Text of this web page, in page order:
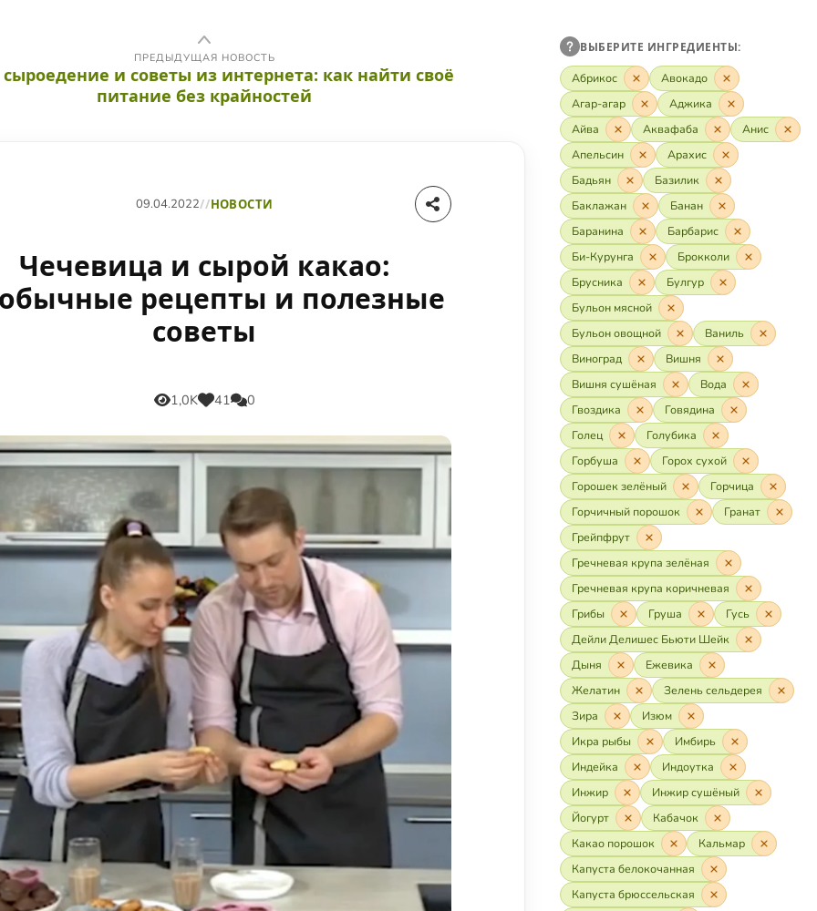
ПРЕДЫДУЩАЯ НОВОСТЬ
сыроедение и советы из интернета: как найти своё
питание без крайностей
09.04.2022//НОВОСТИ
Чечевица и сырой какао:
рецепты и полезные
советы
1,0K 41 0
ВЫБЕРИТЕ ИНГРЕДИЕНТЫ:
Абрикос
Авокадо
Агар-агар
Аджика
Айва
Аквафаба
Анис
Апельсин
Арахис
Бадьян
Базилик
Баклажан
Банан
Баранина
Барбарис
Би-Курунга
Брокколи
Брусника
Булгур
Бульон мясной
Бульон овощной
Ваниль
Виноград
Вишня
Вишня сушёная
Вода
Гвоздика
Говядина
Голец
Голубика
Горбуша
Горох сухой
Горошек зелёный
Горчица
Горчичный порошок
Гранат
Грейпфрут
Гречневая крупа зелёная
Гречневая крупа коричневая
Грибы
Груша
Гусь
Дейли Делишес Бьюти Шейк
Дыня
Ежевика
Желатин
Зелень сельдерея
Зира
Изюм
Икра рыбы
Имбирь
Индейка
Индоутка
Инжир
Инжир сушёный
Йогурт
Кабачок
Какао порошок
Кальмар
Капуста белокочанная
Капуста брюссельская